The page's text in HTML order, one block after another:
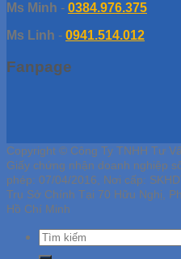
Ms Minh - 0384.976.375
Ms Linh - 0941.514.012
Fanpage
Copyright © Công Ty TNHH Tư
Giấy chứng nhận doanh nghiệp
phép: 07/04/2016, Nơi cấp:
Trụ Sở Chính Tại 70 Hữu Nghị,
Hồ Chí Minh